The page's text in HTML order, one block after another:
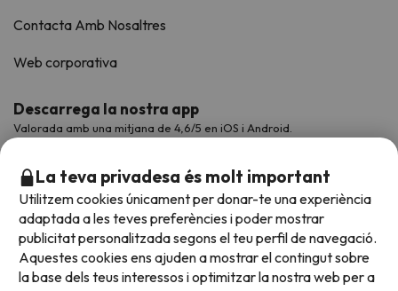
Contacta Amb Nosaltres
Web corporativa
Descarrega la nostra app
Valorada amb una mitjana de 4,6/5 en iOS i Android.
La teva privadesa és molt important
Utilitzem cookies únicament per donar-te una experiència
adaptada a les teves preferències i poder mostrar
publicitat personalitzada segons el teu perfil de navegació.
Aquestes cookies ens ajuden a mostrar el contingut sobre
la base dels teus interessos i optimitzar la nostra web per a